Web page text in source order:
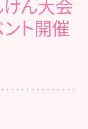
けん大会
ト開催